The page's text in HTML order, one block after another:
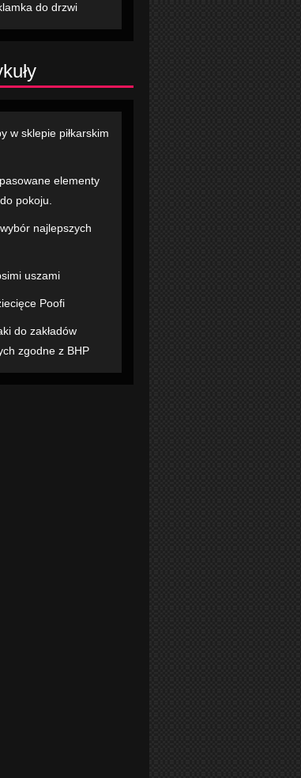
do drzwi
w sklepie piłkarskim
elementy
pokoju.
najlepszych
uszami
Poofi
do zakładów
zgodne z BHP